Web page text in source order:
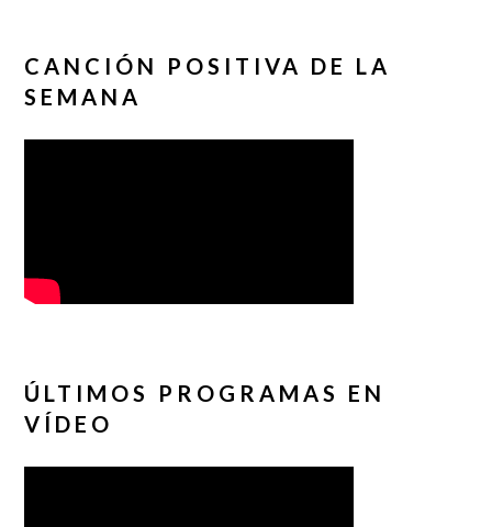
CANCIÓN POSITIVA DE LA
SEMANA
ÚLTIMOS PROGRAMAS EN
VÍDEO